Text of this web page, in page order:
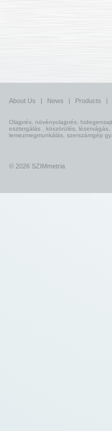
About Us | News | Products |
Olajprés, növényolajprés,
esztergálás , köszörülés,
lemezmegmunkálás, szerszámgép
© 2026 SZIMmetria